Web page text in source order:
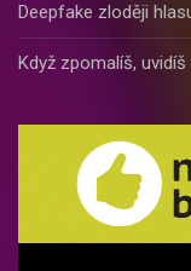
Deepfake zloději
Když zpomalíš,